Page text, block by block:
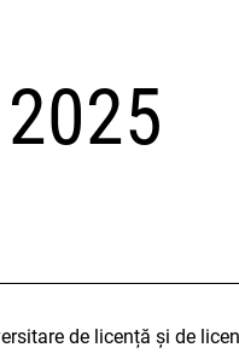
de licență și de